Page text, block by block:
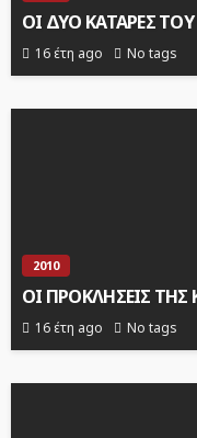
ΟΙ ΔΥΟ ΚΑΤΑΡΕΣ
16 έτη ago No tags
2010
ΟΙ ΠΡΟΚΛΗΣΕΙΣ ΤΗΣ
16 έτη ago No tags